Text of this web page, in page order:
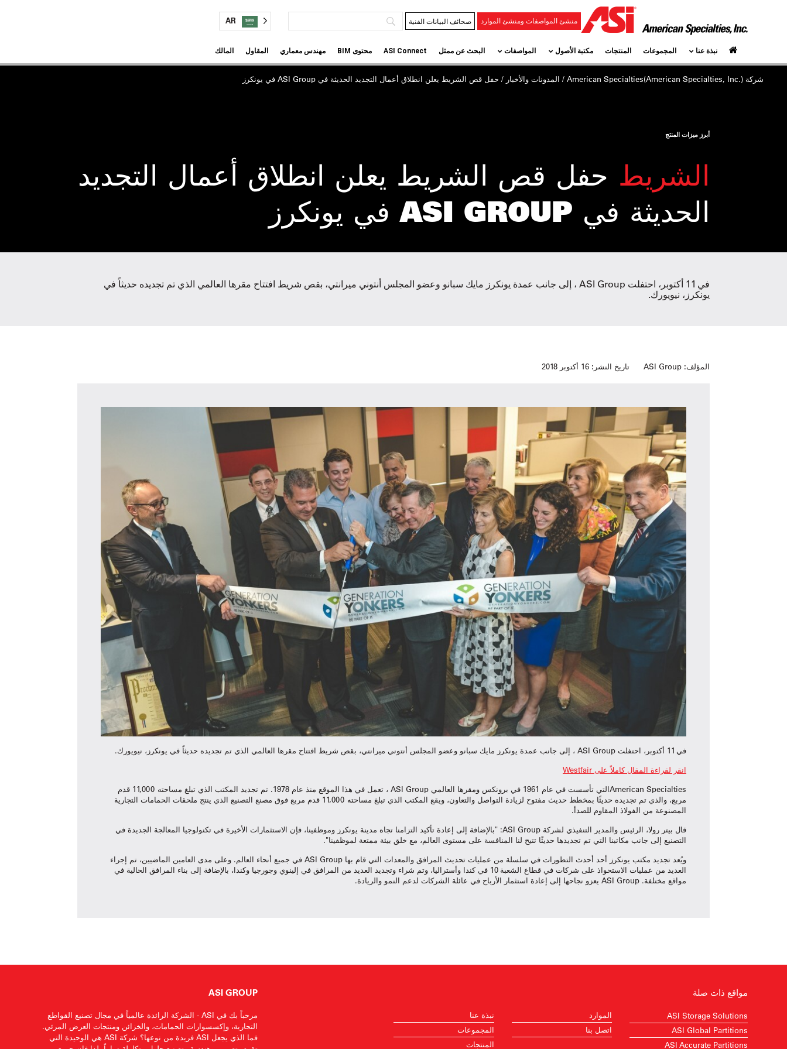
منشئ المواصفات ومنشئ الموارد صحائف البيانات الفنية AR
نبذة عنا المجموعات المنتجات مكتبة الأصول المواصفات البحث عن ممثل ASI Connect محتوى BIM مهندس معماري المقاول المالك
شركة American Specialties(American Specialties, Inc.)
/ المدونات والأخبار / حفل قص الشريط يعلن انطلاق أعمال التجديد الحديثة في ASI Group في يونكرز
أبرز ميزات المنتج
الشريط حفل قص الشريط يعلن انطلاق أعمال التجديد
الحديثة في ASI GROUP في يونكرز
في 11 أكتوبر، احتفلت ASI Group ، إلى جانب عمدة يونكرز مايك سبانو وعضو المجلس أنتوني ميرانتي، بقص شريط افتتاح مقرها العالمي الذي تم تجديده حديثاً في
يونكرز، نيويورك.
المؤلف: تاريخ النشر:
في 11 أكتوبر، احتفلت ASI Group ، إلى جانب عمدة يونكرز مايك سبانو وعضو المجلس أنتوني ميرانتي، بقص شريط افتتاح مقرها العالمي الذي تم تجديده حديثاً في يونكرز، نيويورك.
انقر لقراءة المقال كاملاً على Westfair
American Specialtiesالتي تأسست في عام 1961 في برونكس ومقرها العالمي ASI Group ، تعمل في هذا الموقع منذ عام 1978. تم تجديد المكتب الذي تبلغ مساحته 11,000 قدم
مربع، والذي تم تجديده حديثًا بمخطط حديث مفتوح لزيادة التواصل والتعاون، ويقع المكتب الذي تبلغ مساحته 11,000 قدم مربع فوق مصنع التصنيع الذي ينتج ملحقات الحمامات التجارية
المصنوعة من الفولاذ المقاوم للصدأ.
قال بيتر رولا، الرئيس والمدير التنفيذي لشركة ASI Group: "بالإضافة إلى إعادة تأكيد التزامنا تجاه مدينة يونكرز وموظفينا، فإن الاستثمارات الأخيرة في تكنولوجيا المعالجة الجديدة في
التصنيع إلى جانب مكاتبنا التي تم تجديدها حديثًا تتيح لنا المنافسة على مستوى العالم، مع خلق بيئة ممتعة لموظفينا".
ويُعد تجديد مكتب يونكرز أحد أحدث التطورات في سلسلة من عمليات تحديث المرافق والمعدات التي قام بها ASI Group في جميع أنحاء العالم. وعلى مدى العامين الماضيين، تم إجراء
العديد من عمليات الاستحواذ على شركات في قطاع الشعبة 10 في كندا وأستراليا، وتم شراء وتجديد العديد من المرافق في إلينوي وجورجيا وكندا، بالإضافة إلى بناء المرافق الحالية في
مواقع مختلفة. ASI Group يعزو نجاحها إلى إعادة استثمار الأرباح في عائلة الشركات لدعم النمو والريادة.
ASI GROUP
مرحباً بك في ASI - الشركة الرائدة عالمياً في مجال تصنيع القواطع
التجارية، وإكسسوارات الحمامات، والخزائن ومنتجات العرض المرئي.
فما الذي يجعل ASI فريدة من نوعها؟ شركة ASI هي الوحيدة التي
نبذة عنا
المجموعات
المنتجات
الموارد
اتصل بنا
مواقع ذات صلة
ASI Storage Solutions
ASI Global Partitions
ASI Accurate Partitions